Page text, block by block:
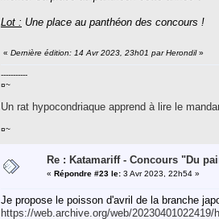
Lot : Une place au panthéon des concours !
« Dernière édition: 14 Avr 2023, 23h01 par Herondil»
-----------
¤~
Un rat hypocondriaque apprend à lire le
¤~
Re : Katamariff - Concours "Du
« Répondre #23 le: 3 Avr 2023, 22h54 »
Je propose le poisson d'avril de la branche
https://web.archive.org/web/